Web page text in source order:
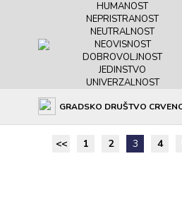
HUMANOST
NEPRISTRANOST
NEUTRALNOST
NEOVISNOST
DOBROVOLJNOST
JEDINSTVO
UNIVERZALNOST
GRADSKO DRUŠTVO
<< 1 2 3 4